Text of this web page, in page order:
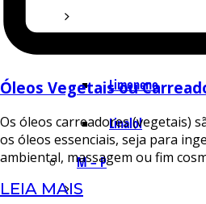
Limoneno
Linalol
M – P
Óleos Vegetais ou
Os óleos carreadores (vegetais)
os óleos essenciais, seja para
ambiental, massagem ou fim
LEIA MAIS